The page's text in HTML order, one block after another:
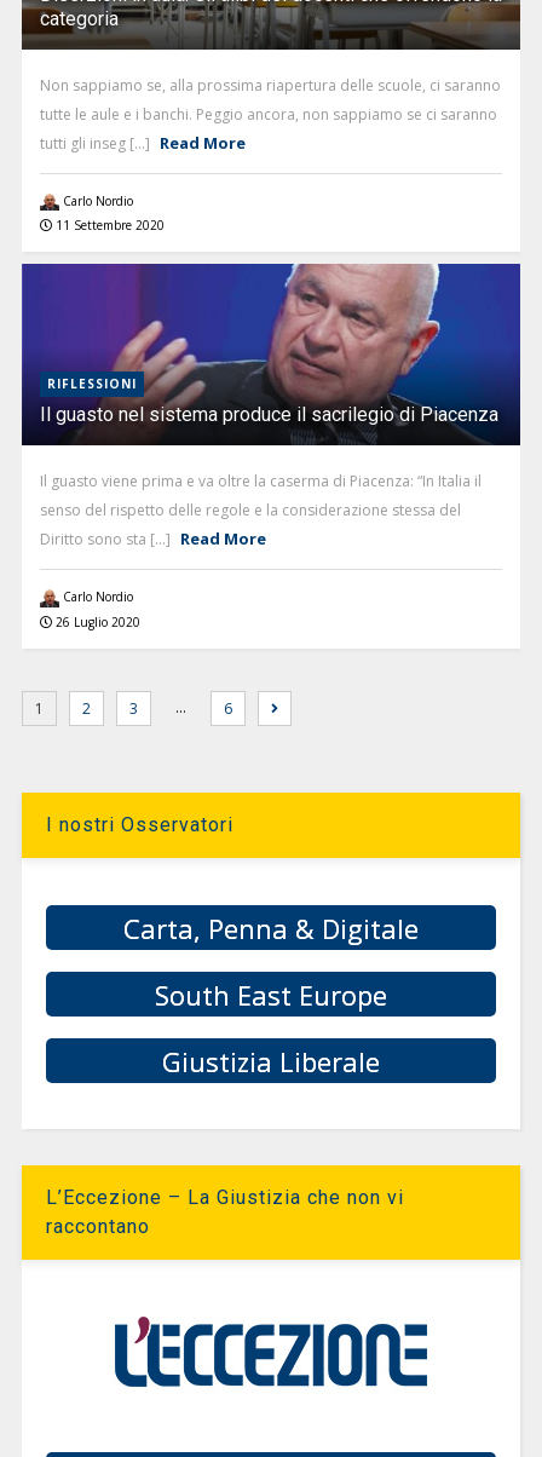
categoria
Non sappiamo se, alla prossima riapertura delle scuole, ci saranno
tutte le aule e i banchi. Peggio ancora, non sappiamo se ci saranno
tutti gli inseg [...] Read More
Carlo Nordio
11 Settembre 2020
RIFLESSIONI
Il guasto nel sistema produce il sacrilegio di Piacenza
Il guasto viene prima e va oltre la caserma di Piacenza: “In Italia il
senso del rispetto delle regole e la considerazione stessa del
Diritto sono sta [...] Read More
Carlo Nordio
26 Luglio 2020
1 2 3 … 6
I nostri Osservatori
Carta, Penna & Digitale
South East Europe
Giustizia Liberale
L’Eccezione – La Giustizia che non vi
raccontano